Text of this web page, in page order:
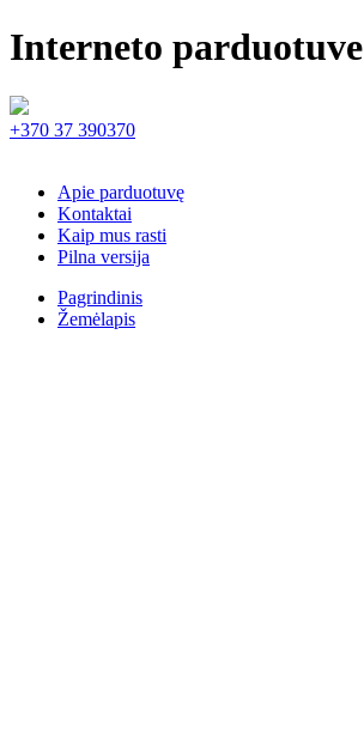
Interneto parduotuve
+370 37 390370
Apie parduotuvę
Kontaktai
Kaip mus rasti
Pilna versija
Pagrindinis
Žemėlapis